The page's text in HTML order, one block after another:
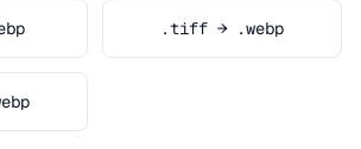
.tiff → .webp